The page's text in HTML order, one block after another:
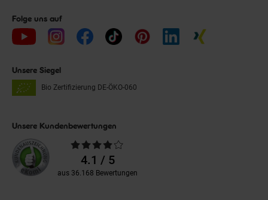
Folge uns auf
Unsere Siegel
Bio Zertifizierung DE-ÖKO-060
Unsere Kundenbewertungen
Durchschnittliche
Bewertungen4.1 / 5
aus 36.168 Bewertungen